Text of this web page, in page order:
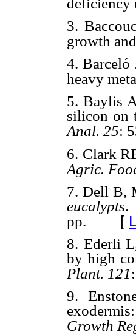
3.
growth
4. Barceló
heavy
5. Baylis
silicon on
Anal. 25:
6. Clark
Agric.
7. Dell B,
eucalypts.
pp. [
8. Ederli
by high
Plant. 121
9.
Growth